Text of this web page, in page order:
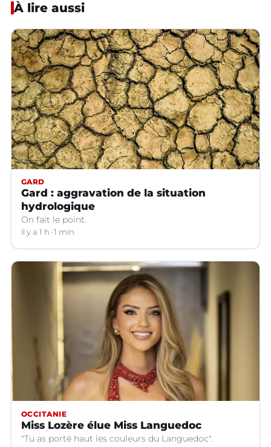
À lire aussi
GARD
Gard : aggravation de la situation
hydrologique
On fait le point.
il y a 1 h 1 min
OCCITANIE
Miss Lozère élue Miss Languedoc
"Tu as porté haut les couleurs du Languedoc".